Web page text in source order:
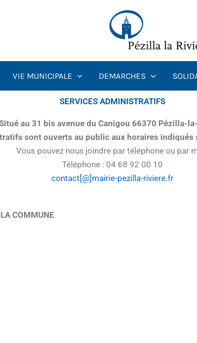
VIE MUNICIPALE DEMARCHES
SERVICES ADMINISTRATIFS
au 31 bis avenue du Canigou 66370 Pézilla-
sont ouverts au public aux horaires indiqués
Vous pouvez nous joindre par téléphone ou par
Téléphone : 04 68 92 00 10
contact[@]mairie-pezilla-riviere.fr
COMMUNE